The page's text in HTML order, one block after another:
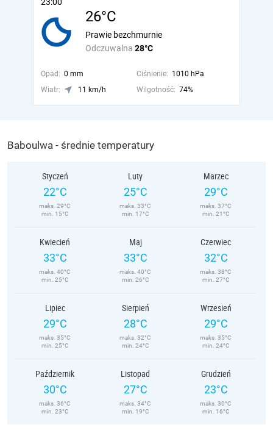
26°C
Odczuwalna 28°C
Prawie bezchmurnie
Opad: 0 mm Ciśnienie: 1010 hPa
Wiatr:
11 km/h Wilgotność: 74%
Baboulwa - średnie temperatury
Styczeń
22°C
maks. 29°C
min. 15°C
Luty
25°C
maks. 33°C
min. 17°C
Marzec
29°C
maks. 37°C
min. 21°C
Kwiecień
33°C
maks. 40°C
min. 25°C
Maj
33°C
maks. 40°C
min. 26°C
Czerwiec
32°C
maks. 38°C
min. 27°C
Lipiec
29°C
maks. 35°C
min. 25°C
Sierpień
28°C
maks. 32°C
min. 24°C
Wrzesień
29°C
maks. 35°C
min. 24°C
Październik
30°C
maks. 36°C
min. 23°C
Listopad
27°C
maks. 34°C
min. 19°C
Grudzień
23°C
maks. 30°C
min. 16°C